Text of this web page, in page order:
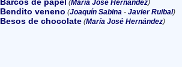
(María José Hernández)
Bendito veneno (Joaquín Sabina- Javier Ruibal)
Besos de chocolate (María José Hernández)